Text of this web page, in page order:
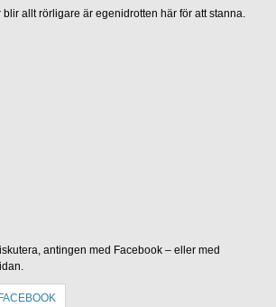
allt rörligare är egenidrotten här för att stanna.
antingen med Facebook – eller med